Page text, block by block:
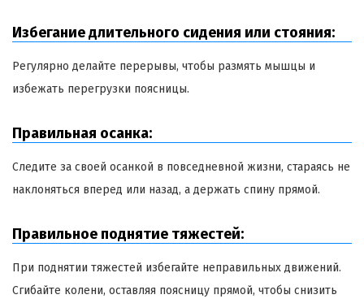
Избегание длительного сидения или стояния:
Регулярно делайте перерывы, чтобы размять мышцы и
избежать перегрузки поясницы.
Правильная осанка:
Следите за своей осанкой в повседневной жизни, стараясь не
наклоняться вперед или назад, а держать спину прямой.
Правильное поднятие тяжестей:
При поднятии тяжестей избегайте неправильных движений.
Сгибайте колени, оставляя поясницу прямой, чтобы снизить